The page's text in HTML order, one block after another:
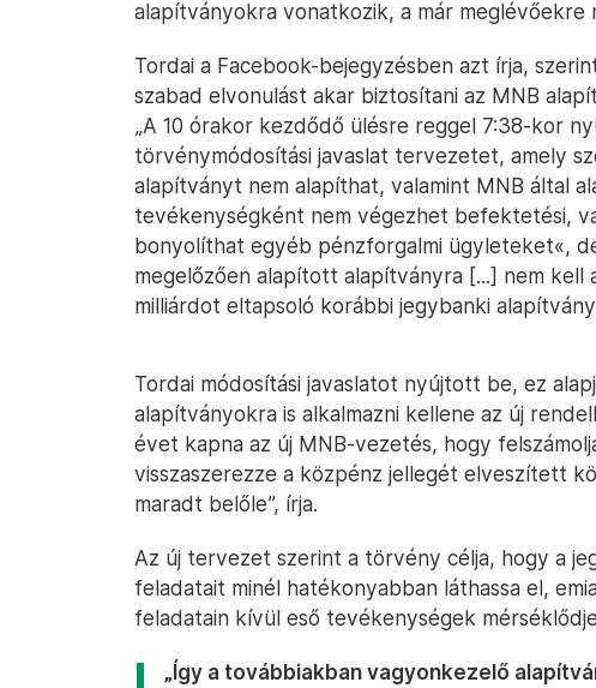
alapítványokra vonatkozik, a már meglévőekre
Tordai a Facebook-bejegyzésben azt írja,
szabad elvonulást akar biztosítani az MNB
„A 10 órakor kezdődő ülésre reggel 7:38-kor
törvénymódosítási javaslat tervezetet, amely
alapítványt nem alapíthat, valamint MNB által
tevékenységként nem végezhet befektetési,
bonyolíthat egyéb pénzforgalmi ügyleteket«,
megelőzően alapított alapítványra [...] nem kell
milliárdot eltapsoló korábbi jegybanki
Tordai módosítási javaslatot nyújtott be, ez
alapítványokra is alkalmazni kellene az új
évet kapna az új MNB-vezetés, hogy
visszaszerezze a közpénz jellegét elveszített
maradt belőle”, írja.
Az új tervezet szerint a törvény célja, hogy a
feladatait minél hatékonyabban láthassa el,
feladatain kívül eső tevékenységek
„Így a továbbiakban vagyonkezelő